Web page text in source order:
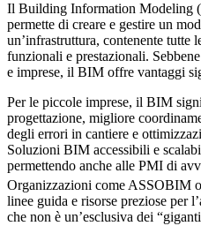
Il Building Information Modeling
permette di creare e gestire un
un’infrastruttura, contenente tutte
funzionali e prestazionali.
e imprese, il BIM offre vantaggi
Per le piccole imprese, il BIM
progettazione, migliore
degli errori in cantiere e
Soluzioni BIM accessibili e
permettendo anche alle PMI di
Organizzazioni come ASSOBIM
linee guida e risorse preziose per
che non è un’esclusiva dei